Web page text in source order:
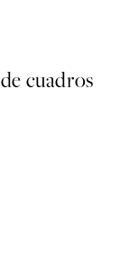
cuadros